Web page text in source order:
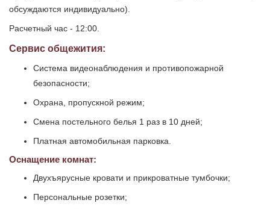
обсуждаются индивидуально).
Расчетный час - 12:00.
Сервис общежития:
Система видеонаблюдения и противопожарной
безопасности;
Охрана, пропускной режим;
Смена постельного белья 1 раз в 10 дней;
Платная автомобильная парковка.
Оснащение комнат:
Двухъярусные кровати и прикроватные тумбочки;
Персональные розетки;